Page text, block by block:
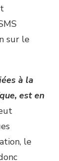
sur le
à la
est en
le